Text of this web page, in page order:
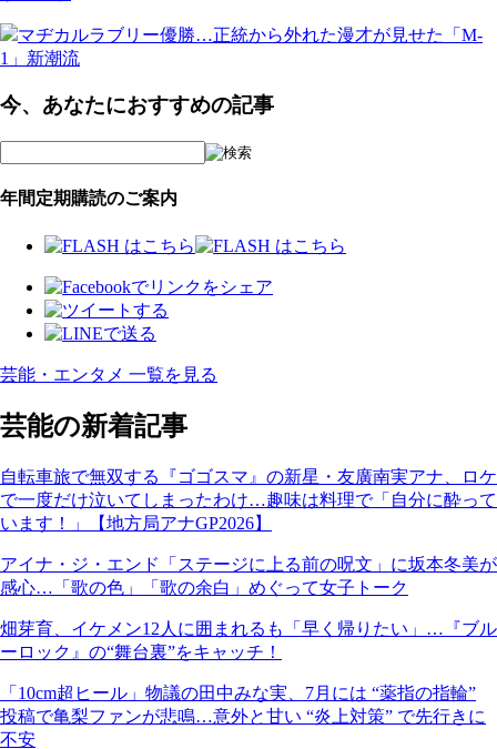
マヂカルラブリー優勝…正統から外れた漫才が見せた「M-
1」新潮流
今、あなたにおすすめの記事
年間定期購読のご案内
芸能・エンタメ 一覧を見る
芸能の新着記事
自転車旅で無双する『ゴゴスマ』の新星・友廣南実アナ、ロケ
で一度だけ泣いてしまったわけ…趣味は料理で「自分に酔って
います！」【地方局アナGP2026】
アイナ・ジ・エンド「ステージに上る前の呪文」に坂本冬美が
感心…「歌の色」「歌の余白」めぐって女子トーク
畑芽育、イケメン12人に囲まれるも「早く帰りたい」…『ブル
ーロック』の“舞台裏”をキャッチ！
「10cm超ヒール」物議の田中みな実、7月には “薬指の指輪”
投稿で亀梨ファンが悲鳴…意外と甘い “炎上対策” で先行きに
不安